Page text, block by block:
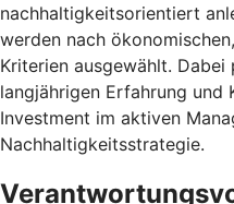
nachhaltigkeitsorientiert
werden nach
Kriterien ausgewählt.
langjährigen Erfahrung und
Investment im aktiven
Nachhaltigkeitsstrategie.